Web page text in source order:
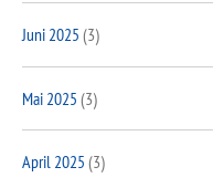
Juni 2025 (3)
Mai 2025 (3)
April 2025 (3)